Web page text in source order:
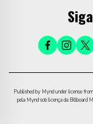
Published by Mynd under license
pela Mynd sob licença da Billboard